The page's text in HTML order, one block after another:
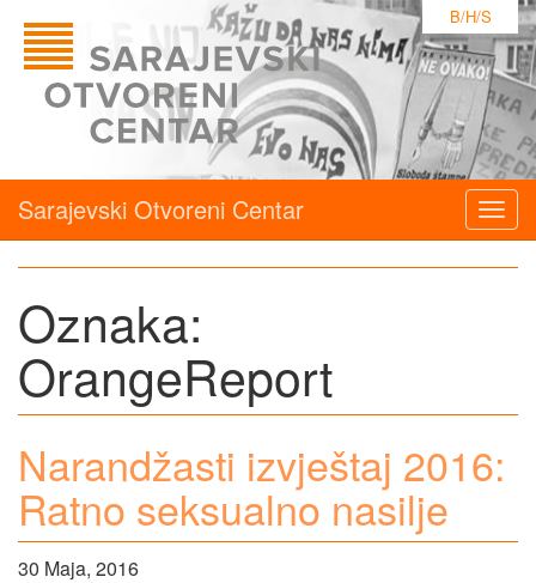
B/H/S
Sarajevski Otvoreni Centar
Oznaka:
OrangeReport
Narandžasti izvještaj 2016:
Ratno seksualno nasilje
30 Maja, 2016